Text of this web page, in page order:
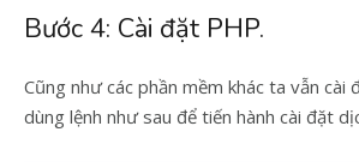
Bước 4: Cài đặt PHP.
Cũng như các phần mềm khác ta vẫn cài
dùng lệnh như sau để tiến hành cài đặt